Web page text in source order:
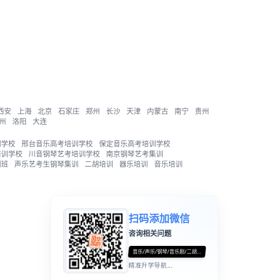
安 上海 北京 石家庄 郑州 长沙 天津 内蒙古 南宁
贵州
洛阳 大连
校 邢台音乐高考培训学校
保定音乐高考培训学校
学校 川音钢琴艺考培训学校
南京钢琴艺考集训
声乐艺考生钢琴集训 二胡培训 器乐培训
音乐培训
扫码添加微信
咨询相关问题
音乐/声乐/钢琴/音乐剧/二胡...
精准升学导航...